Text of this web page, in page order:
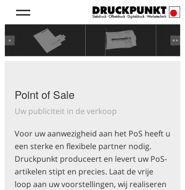
Previous
Point of Sale
Uw publiciteit in de verkoop
Voor uw aanwezigheid aan het PoS heeft u
een sterke en flexibele partner nodig.
Druckpunkt produceert en levert uw PoS-
artikelen stipt en precies. Laat de vrije
loop aan uw voorstellingen, wij realiseren